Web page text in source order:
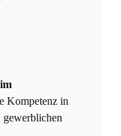
Kompetenz in